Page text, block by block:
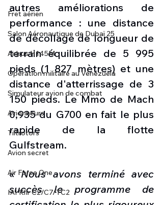
Fret aérien
Salon Aéronautique de Dubaï 25
Airbus H145M
Opération militaire au Vénézuela
Simulateur avion de combat
Avionneurs
Tiltrotors
Avion secret
Air Force One
IAI Kfir C2/C7/TC2
autres améliorations de
performance : une distance
de décollage de longueur de
terrain équilibrée de 5 995
pieds (1 827 mètres) et une
distance d'atterrissage de 3
150 pieds. Le Mmo de Mach
0,935 du G700 en fait le plus
rapide de la flotte
Gulfstream.
« Nous avons terminé avec
succès le programme de